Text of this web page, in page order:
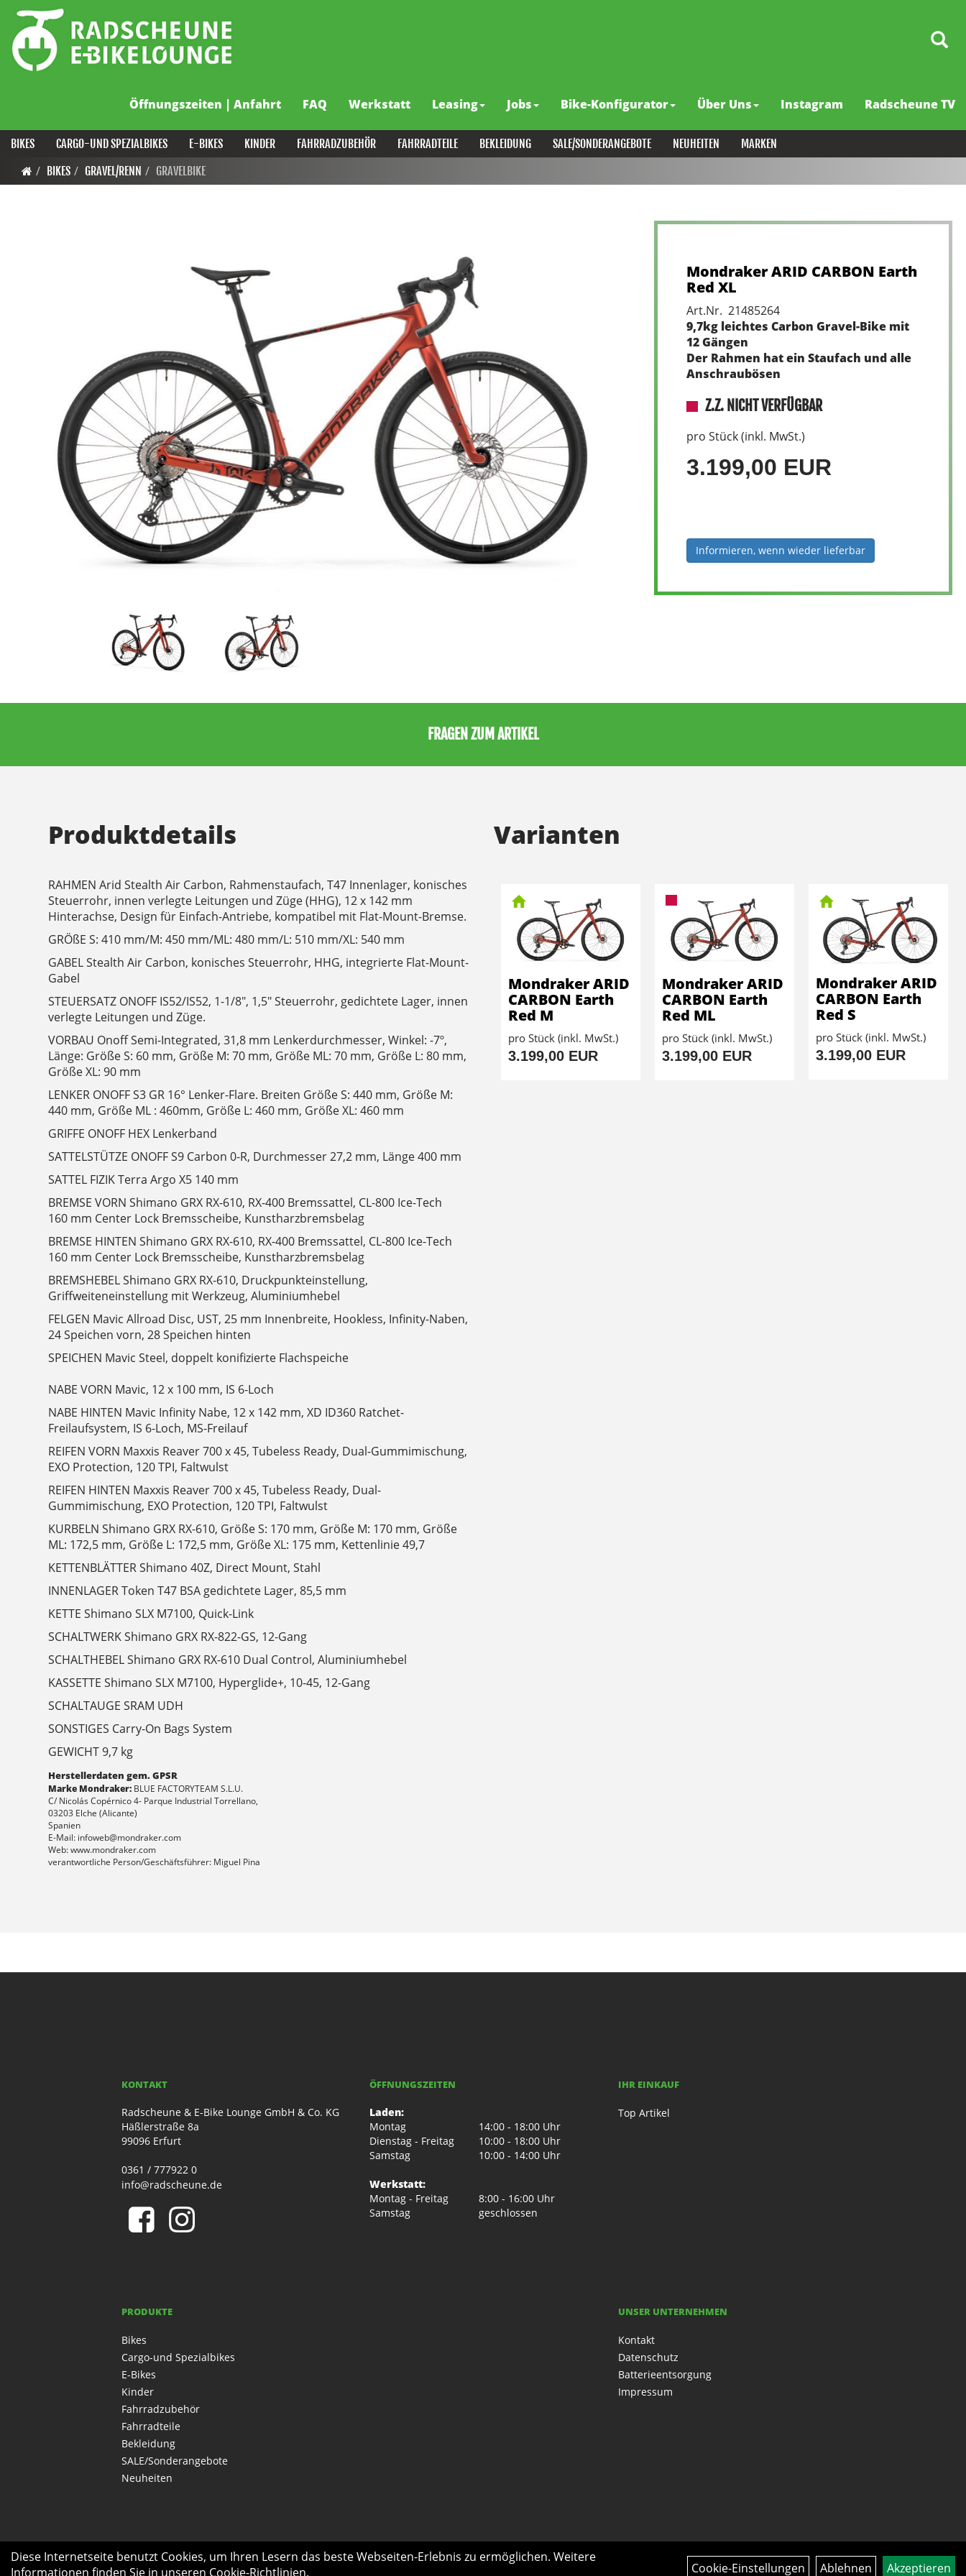
Öffnungszeiten | Anfahrt FAQ Werkstatt Leasing Jobs Bike-Konfigurator Über Uns Instagram Radscheune TV
BIKES CARGO-UND SPEZIALBIKES E-BIKES KINDER FAHRRADZUBEHÖR FAHRRADTEILE BEKLEIDUNG SALE/SONDERANGEBOTE NEUHEITEN
MARKEN
BIKES
GRAVEL/RENN GRAVELBIKE
Mondraker ARID CARBON Earth
Red XL
Art.Nr. 21485264
9,7kg leichtes Carbon Gravel-Bike mit
12 Gängen
Der Rahmen hat ein Staufach und alle
Anschraubösen
Z.Z. NICHT VERFÜGBAR
pro Stück (inkl. MwSt.)
3.199,00 EUR
Informieren, wenn wieder lieferbar
FRAGEN ZUM ARTIKEL
Produktdetails
RAHMEN Arid Stealth Air Carbon, Rahmenstaufach, T47 Innenlager, konisches
Steuerrohr, innen verlegte Leitungen und Züge (HHG), 12 x 142 mm
Hinterachse, Design für Einfach-Antriebe, kompatibel mit Flat-Mount-Bremse.
GRÖßE S: 410 mm/M: 450 mm/ML: 480 mm/L: 510 mm/XL: 540 mm
GABEL Stealth Air Carbon, konisches Steuerrohr, HHG, integrierte Flat-Mount-
Gabel
STEUERSATZ ONOFF IS52/IS52, 1-1/8", 1,5" Steuerrohr, gedichtete Lager, innen
verlegte Leitungen und Züge.
VORBAU Onoff Semi-Integrated, 31,8 mm Lenkerdurchmesser, Winkel: -7º,
Länge: Größe S: 60 mm, Größe M: 70 mm, Größe ML: 70 mm, Größe L: 80 mm,
Größe XL: 90 mm
LENKER ONOFF S3 GR 16° Lenker-Flare. Breiten Größe S: 440 mm, Größe M:
440 mm, Größe ML : 460mm, Größe L: 460 mm, Größe XL: 460 mm
GRIFFE ONOFF HEX Lenkerband
SATTELSTÜTZE ONOFF S9 Carbon 0-R, Durchmesser 27,2 mm, Länge 400 mm
SATTEL FIZIK Terra Argo X5 140 mm
BREMSE VORN Shimano GRX RX-610, RX-400 Bremssattel, CL-800 Ice-Tech
160 mm Center Lock Bremsscheibe, Kunstharzbremsbelag
BREMSE HINTEN Shimano GRX RX-610, RX-400 Bremssattel, CL-800 Ice-Tech
160 mm Center Lock Bremsscheibe, Kunstharzbremsbelag
BREMSHEBEL Shimano GRX RX-610, Druckpunkteinstellung,
Griffweiteneinstellung mit Werkzeug, Aluminiumhebel
FELGEN Mavic Allroad Disc, UST, 25 mm Innenbreite, Hookless, Infinity-Naben,
24 Speichen vorn, 28 Speichen hinten
SPEICHEN Mavic Steel, doppelt konifizierte Flachspeiche
NABE VORN Mavic, 12 x 100 mm, IS 6-Loch
NABE HINTEN Mavic Infinity Nabe, 12 x 142 mm, XD ID360 Ratchet-
Freilaufsystem, IS 6-Loch, MS-Freilauf
REIFEN VORN Maxxis Reaver 700 x 45, Tubeless Ready, Dual-Gummimischung,
EXO Protection, 120 TPI, Faltwulst
REIFEN HINTEN Maxxis Reaver 700 x 45, Tubeless Ready, Dual-
Gummimischung, EXO Protection, 120 TPI, Faltwulst
KURBELN Shimano GRX RX-610, Größe S: 170 mm, Größe M: 170 mm, Größe
ML: 172,5 mm, Größe L: 172,5 mm, Größe XL: 175 mm, Kettenlinie 49,7
KETTENBLÄTTER Shimano 40Z, Direct Mount, Stahl
INNENLAGER Token T47 BSA gedichtete Lager, 85,5 mm
KETTE Shimano SLX M7100, Quick-Link
SCHALTWERK Shimano GRX RX-822-GS, 12-Gang
SCHALTHEBEL Shimano GRX RX-610 Dual Control, Aluminiumhebel
KASSETTE Shimano SLX M7100, Hyperglide+, 10-45, 12-Gang
SCHALTAUGE SRAM UDH
SONSTIGES Carry-On Bags System
GEWICHT 9,7 kg
Herstellerdaten gem. GPSR
Marke Mondraker: BLUE FACTORYTEAM S.L.U.
C/ Nicolás Copérnico 4- Parque Industrial Torrellano,
03203 Elche (Alicante)
Spanien
E-Mail: infoweb@mondraker.com
Web: www.mondraker.com
verantwortliche Person/Geschäftsführer: Miguel Pina
Varianten
Mondraker ARID
CARBON Earth
Red M
pro Stück (inkl. MwSt.)
3.199,00 EUR
Mondraker ARID
CARBON Earth
Red ML
pro Stück (inkl. MwSt.)
3.199,00 EUR
Mondraker ARID
CARBON Earth
Red S
pro Stück (inkl. MwSt.)
3.199,00 EUR
KONTAKT
Radscheune & E-Bike Lounge GmbH & Co. KG
Häßlerstraße 8a
99096 Erfurt
0361 / 777922 0
info@radscheune.de
ÖFFNUNGSZEITEN
Laden:
Montag
14:00 - 18:00 Uhr
Dienstag - Freitag
10:00 - 18:00 Uhr
Samstag
10:00 - 14:00 Uhr
Werkstatt:
Montag - Freitag
8:00 - 16:00 Uhr
Samstag
geschlossen
IHR EINKAUF
Top Artikel
PRODUKTE
Bikes
Cargo-und Spezialbikes
E-Bikes
Kinder
Fahrradzubehör
Fahrradteile
Bekleidung
SALE/Sonderangebote
Neuheiten
UNSER UNTERNEHMEN
Kontakt
Datenschutz
Batterieentsorgung
Impressum
Diese Internetseite benutzt Cookies, um Ihren Lesern das beste Webseiten-Erlebnis zu ermöglichen. Weitere
Informationen finden Sie in unseren Cookie-Richtlinien. Cookie-Einstellungen Ablehnen Akzeptieren